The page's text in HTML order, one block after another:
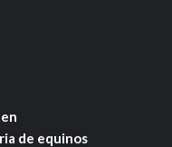
de equinos